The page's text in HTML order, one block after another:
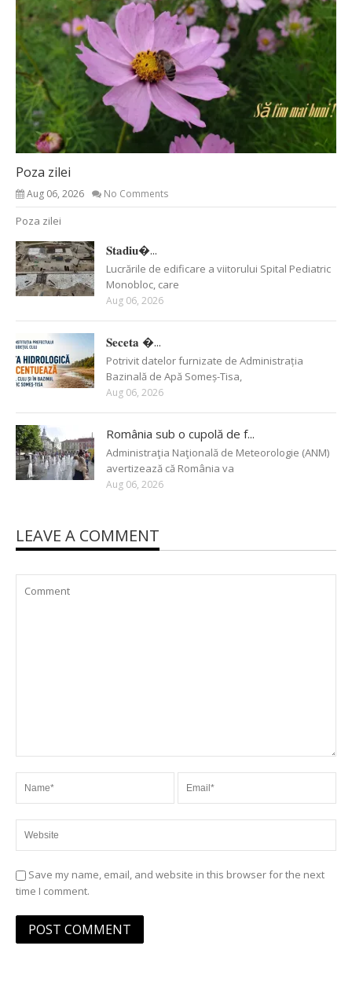
Poza zilei
Aug 06, 2026 No Comments
Poza zilei
𝐒𝐭𝐚𝐝𝐢𝐮�...
Lucrările de edificare a viitorului Spital Pediatric
Monobloc, care
Aug 06, 2026
𝐒𝐞𝐜𝐞𝐭𝐚 �...
Potrivit datelor furnizate de Administrația
Bazinală de Apă Someș-Tisa,
Aug 06, 2026
România sub o cupolă de f...
Administraţia Naţională de Meteorologie (ANM)
avertizează că România va
Aug 06, 2026
LEAVE A COMMENT
Save my name, email, and website in this browser for the next
time I comment.